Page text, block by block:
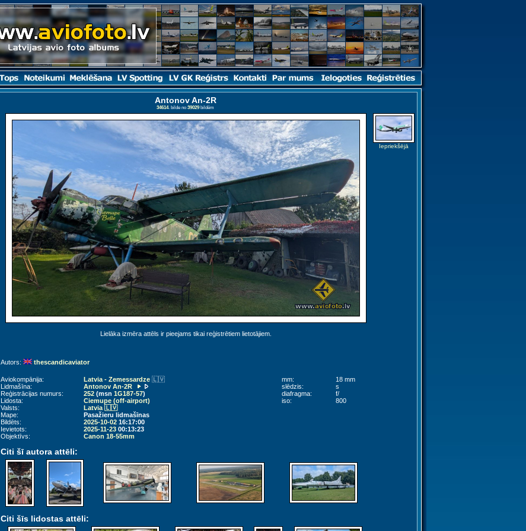
Antonov An-2R
34614. bilde no 39029bildēm
Lielāka izmēra attēls ir pieejams tikai reģistrētiem lietotājiem.
Iepriekšējā
Autors: thescandicaviator
Aviokompānija: Latvia - Zemessardze 🇱🇻
Lidmašīna:
Antonov An-2R
Reģistrācijas numurs:
252(msn 1G187-57)
Lidosta:
Ciemupe (off-airport)
Valsts:
Latvia 🇱🇻
Mape:
Pasažieru lidmašīnas
Bildēts:
2025-10-0216:17:00
Ievietots:
2025-11-2300:13:23
Objektīvs:
Canon 18-55mm
mm:
18 mm
slēdzis:
s
diafragma:
f/
iso:
800
Citi šī autora attēli:
Citi šīs lidostas attēli: